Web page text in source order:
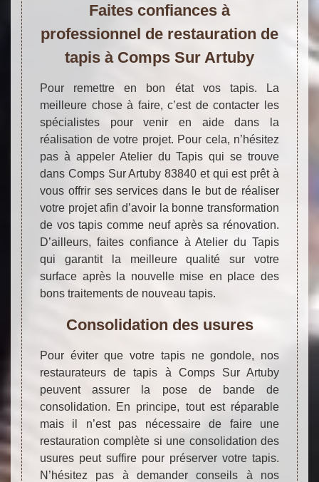
Faites confiances à
professionnel de restauration de
tapis à Comps Sur Artuby
Pour remettre en bon état vos tapis. La
meilleure chose à faire, c’est de contacter les
spécialistes pour venir en aide dans la
réalisation de votre projet. Pour cela, n’hésitez
pas à appeler Atelier du Tapis qui se trouve
dans Comps Sur Artuby 83840 et qui est prêt à
vous offrir ses services dans le but de réaliser
votre projet afin d’avoir la bonne transformation
de vos tapis comme neuf après sa rénovation.
D’ailleurs, faites confiance à Atelier du Tapis
qui garantit la meilleure qualité sur votre
surface après la nouvelle mise en place des
bons traitements de nouveau tapis.
Consolidation des usures
Pour éviter que votre tapis ne gondole, nos
restaurateurs de tapis à Comps Sur Artuby
peuvent assurer la pose de bande de
consolidation. En principe, tout est réparable
mais il n’est pas nécessaire de faire une
restauration complète si une consolidation des
usures peut suffire pour préserver votre tapis.
N’hésitez pas à demander conseils à nos